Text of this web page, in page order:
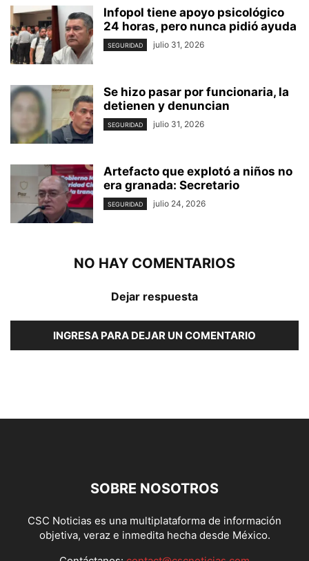
Infopol tiene apoyo psicológico
24 horas, pero nunca pidió ayuda
SEGURIDAD julio 31, 2026
Se hizo pasar por funcionaria, la
detienen y denuncian
SEGURIDAD julio 31, 2026
Artefacto que explotó a niños no
era granada: Secretario
SEGURIDAD julio 24, 2026
NO HAY COMENTARIOS
Dejar respuesta
INGRESA PARA DEJAR UN COMENTARIO
SOBRE NOSOTROS
CSC Noticias es una multiplataforma de información
objetiva, veraz e inmedita hecha desde México.